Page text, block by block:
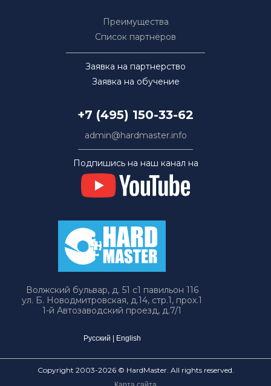
Преимущества
Список партнёров
Заявка на партнерство
Заявка на обучение
+7 (495) 150-33-62
admin@hardmaster.info
Подпишись на наш канал на
Волжский бульвар, д. 51 с1 павильон 116
ул. Б. Новодмитровская, д.14, стр.1, прох.1
1-й Автозаводский проезд, д.7/1
Русский English
Copyright 2003-2026 © HardMaster. All rights reserved.